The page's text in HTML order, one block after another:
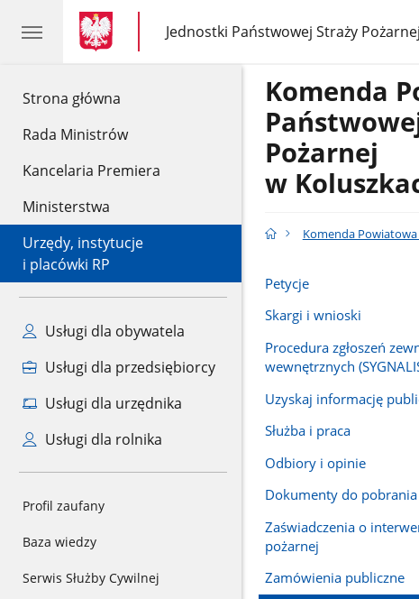
Strona główna
Rada Ministrów
Kancelaria Premiera
Ministerstwa
Urzędy, instytucje
i placówki RP
Usługi dla obywatela
Usługi dla przedsiębiorcy
Usługi dla urzędnika
Usługi dla rolnika
Profil zaufany
Baza wiedzy
Serwis Służby Cywilnej
gov.pl
gov.pl
Jednostki Państwowej Straży Pożarnej
gov.pl
Jednostki
Państwowej
Komenda
Pożarnej
w
Komenda
Petycje
Skargi i wnioski
Procedura zgłoszeń
wewnętrznych
Uzyskaj informację
Służba i praca
Odbiory i opinie
Dokumenty do pobrania
Zaświadczenia o
pożarnej
Zamówienia publiczne